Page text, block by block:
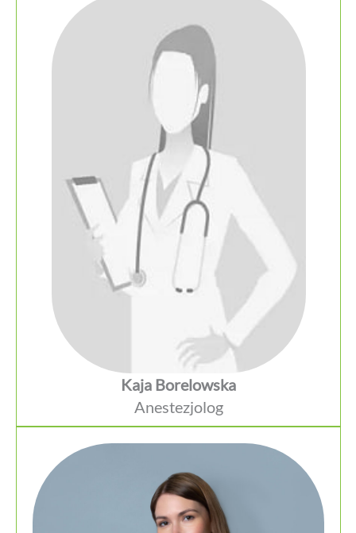
Kaja Borelowska
Anestezjolog